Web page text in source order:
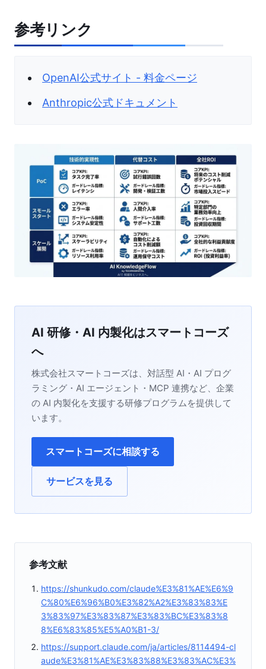
参考リンク
OpenAI公式サイト - 料金ページ
Anthropic公式ドキュメント
AI 研修・AI 内製化はスマートコーズ
へ
株式会社スマートコーズは、対話型 AI・AI プログ
ラミング・AI エージェント・MCP 連携など、企業
の AI 内製化を支援する研修プログラムを提供して
います。
スマートコーズに相談する
サービスを見る
参考文献
https://shunkudo.com/claude%E3%81%AE%E6%9
C%80%E6%96%B0%E3%82%A2%E3%83%83%E
3%83%97%E3%83%87%E3%83%BC%E3%83%8
8%E6%83%85%E5%A0%B1-3/
https://support.claude.com/ja/articles/8114494-cl
aude%E3%81%AE%E3%83%88%E3%83%AC%E3%